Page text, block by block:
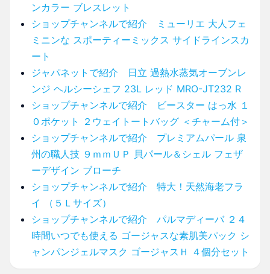
ンカラー ブレスレット
ショップチャンネルで紹介 ミューリエ 大人フェ
ミニンな スポーティーミックス サイドラインスカ
ート
ジャパネットで紹介 日立 過熱水蒸気オーブンレ
ンジ ヘルシーシェフ 23L レッド MRO-JT232 R
ショップチャンネルで紹介 ビースター はっ水 １
０ポケット ２ウェイトートバッグ ＜チャーム付＞
ショップチャンネルで紹介 プレミアムパール 泉
州の職人技 ９ｍｍＵＰ 貝パール＆シェル フェザ
ーデザイン ブローチ
ショップチャンネルで紹介 特大！天然海老フラ
イ （５Ｌサイズ）
ショップチャンネルで紹介 パルマディーバ ２４
時間いつでも使える ゴージャスな素肌美パック シ
ャンパンジェルマスク ゴージャスＨ ４個分セット